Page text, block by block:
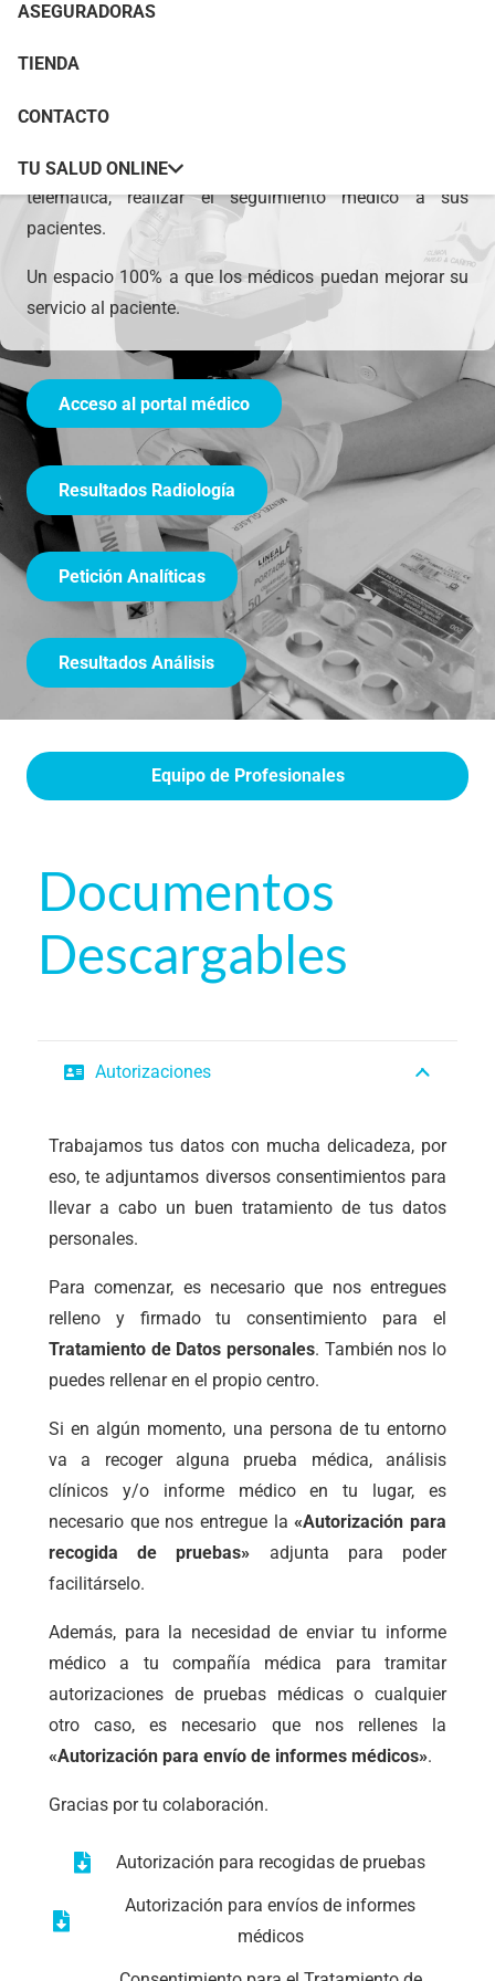
ASEGURADORAS
TIENDA
CONTACTO
TU SALUD ONLINE
propio especialista médico puede, a través de vía
telemática, realizar el seguimiento médico a sus
pacientes.
Un espacio 100% a que los médicos puedan mejorar su
servicio al paciente.
Acceso al portal médico
Resultados Radiología
Petición Analíticas
Resultados Análisis
Equipo de Profesionales
Documentos
Descargables
Autorizaciones
Trabajamos tus datos con mucha delicadeza, por
eso, te adjuntamos diversos consentimientos para
llevar a cabo un buen tratamiento de tus datos
personales.
Para comenzar, es necesario que nos entregues
relleno y firmado tu consentimiento para el
Tratamiento de Datos personales. También nos lo
puedes rellenar en el propio centro.
Si en algún momento, una persona de tu entorno
va a recoger alguna prueba médica, análisis
clínicos y/o informe médico en tu lugar, es
necesario que nos entregue la«Autorización para
recogida de pruebas» adjunta para poder
facilitárselo.
Además, para la necesidad de enviar tu informe
médico a tu compañía médica para tramitar
autorizaciones de pruebas médicas o cualquier
otro caso, es necesario que nos rellenes la
«Autorización para envío de informes médicos».
Gracias por tu colaboración.
Autorización para recogidas de pruebas
Autorización para envíos de informes
médicos